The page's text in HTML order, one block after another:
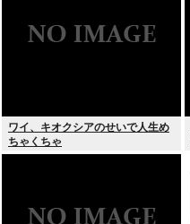
ワイ、キオクシアのせいで人生め
ちゃくちゃ